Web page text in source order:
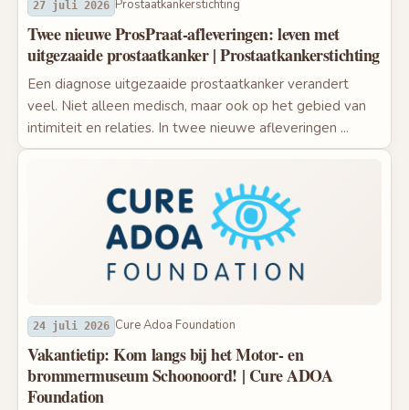
27 juli 2026 Prostaatkankerstichting
Twee nieuwe ProsPraat-afleveringen: leven met
uitgezaaide prostaatkanker | Prostaatkankerstichting
Een diagnose uitgezaaide prostaatkanker verandert
veel. Niet alleen medisch, maar ook op het gebied van
intimiteit en relaties. In twee nieuwe afleveringen ...
24 juli 2026 Cure Adoa Foundation
Vakantietip: Kom langs bij het Motor- en
brommermuseum Schoonoord! | Cure ADOA
Foundation